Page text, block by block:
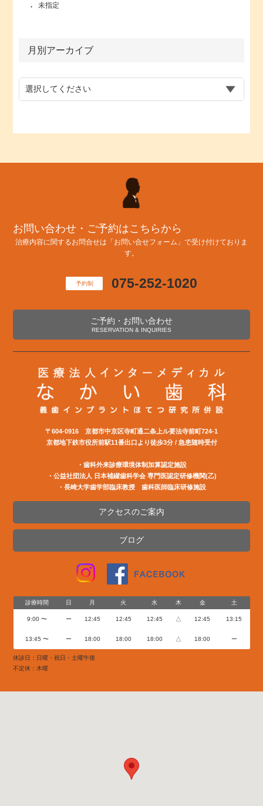
未指定
月別アーカイブ
お問い合わせ・ご予約はこちらから
治療内容に関するお問合せは「お問い合せフォーム」で受け付けておりま
す。
予約制 075-252-1020
ご予約・お問い合わせ
RESERVATION & INQUIRIES
〒604-0916 京都市中京区寺町通二条上ル要法寺前町724-1
京都地下鉄市役所前駅11番出口より徒歩3分 / 急患随時受付
・歯科外来診療環境体制加算認定施設
・公益社団法⼈ ⽇本補綴⻭科学会 専⾨医認定研修機関(⼄)
・長崎大学歯学部臨床教授 歯科医師臨床研修施設
アクセスのご案内
ブログ
診療時間 日 月 火 水 木 金 土
9:00 〜 ー 12:45 12:45 12:45 △ 12:45 13:15
13:45 〜 ー 18:00 18:00 18:00 △ 18:00 ー
休診日：日曜・祝日・土曜午後
不定休：木曜